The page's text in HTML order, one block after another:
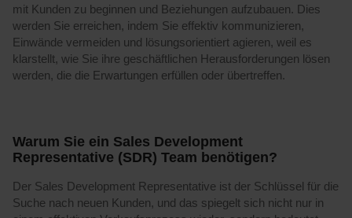
mit Kunden zu beginnen und Beziehungen aufzubauen. Dies
werden Sie erreichen, indem Sie effektiv kommunizieren,
Einwände vermeiden und lösungsorientiert agieren, weil es
klarstellt, wie Sie ihre geschäftlichen Herausforderungen lösen
werden, die die Erwartungen erfüllen oder übertreffen.
Warum Sie ein Sales Development
Representative (SDR) Team benötigen?
Der Sales Development Representative ist der Schlüssel für die
Suche nach neuen Kunden, und das spiegelt sich nicht nur in